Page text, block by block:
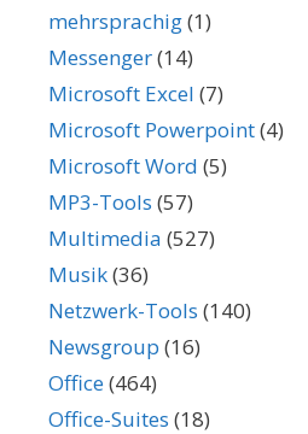
mehrsprachig(1)
Messenger(14)
Microsoft Excel (7)
Microsoft Powerpoint(4)
Microsoft Word (5)
MP3-Tools (57)
Multimedia (527)
Musik(36)
Netzwerk-Tools (140)
Newsgroup (16)
Office(464)
Office-Suites (18)